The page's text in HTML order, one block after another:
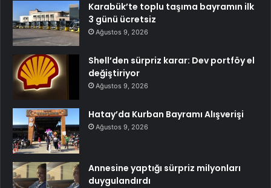
Karabük’te toplu taşıma bayramın ilk
3 günü ücretsiz
Ağustos 9, 2026
Shell’den sürpriz karar: Dev portföy el
değiştiriyor
Ağustos 9, 2026
Hatay’da Kurban Bayramı Alışverişi
Ağustos 9, 2026
Annesine yaptığı sürpriz milyonları
duygulandırdı